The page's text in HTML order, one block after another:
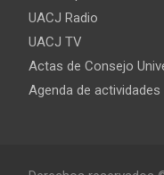
UACJ Radio
UACJ TV
Actas de Consejo
Agenda de actividades